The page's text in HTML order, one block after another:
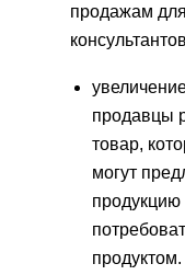
продажам
продавцы
товар,
могут
продукцию